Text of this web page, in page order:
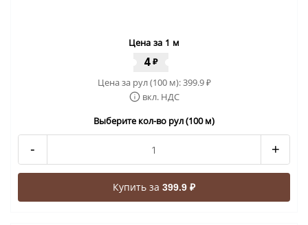
Цена за 1 м
4 ₽
Цена за рул (100 м):399.9₽
вкл. НДС
Выберите кол-во рул (100 м)
- +
Купить за 399.9 ₽